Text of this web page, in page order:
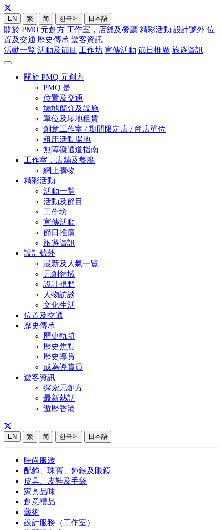
EN 繁 简 한국어 日本語
關於 PMQ 元創方 工作室，店舖及餐廳 精彩活動 設計號外 位
置及交通 歷史傳承 遊客資訊
活動一覧 活動及節目 工作坊 宣傳活動 節日推廣 旅遊資訊
關於 PMQ 元創方
PMQ 是
位置及交通
場地簡介及設施
單位及場地租賃
創意工作室 / 期間限定店 / 商店單位
租用活動場地
無障礙通道指南
工作室，店舖及餐廳
網上購物
精彩活動
活動一覧
活動及節目
工作坊
宣傳活動
節日推廣
旅遊資訊
設計號外
最新及人氣一覧
元創領域
設計視野
人物訪談
文化生活
位置及交通
歷史傳承
歷史軌跡
歷史焦點
歷史導賞
成為導賞員
遊客資訊
探索元創方
最新熱話
遊歷香港
EN 繁 简 한국어 日本語
時尚服裝
配飾、珠寶、鐘錶及眼鏡
皮具、皮鞋及手袋
家具品味
創意禮品
藝術
設計服務（工作室）